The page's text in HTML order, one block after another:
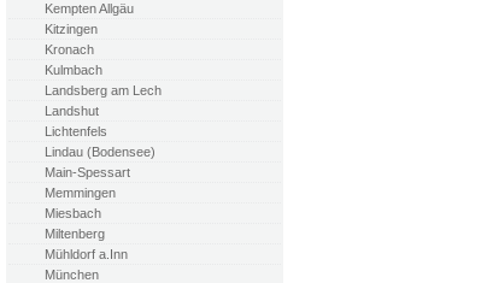
Kempten Allgäu
Kitzingen
Kronach
Kulmbach
Landsberg am Lech
Landshut
Lichtenfels
Lindau (Bodensee)
Main-Spessart
Memmingen
Miesbach
Miltenberg
Mühldorf a.Inn
München